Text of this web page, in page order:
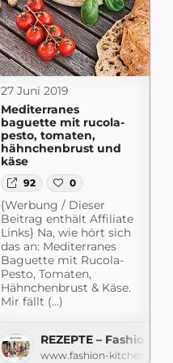
27 Juni 2019
Mediterranes
baguette mit rucola-
pesto, tomaten,
hähnchenbrust und
käse
92 0
{Werbung / Dieser
Beitrag enthält Affiliate
Links} Na, wie hört sich
das an: Mediterranes
Baguette mit Rucola-
Pesto, Tomaten,
Hähnchenbrust & Käse.
Mir fällt (...)
REZEPTE – Fashion
www.fashion-kitchen.com